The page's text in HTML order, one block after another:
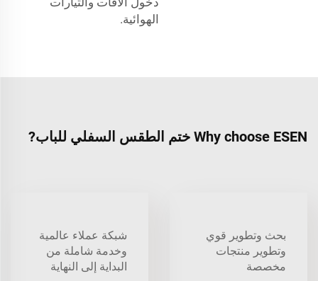
الهوائية.
Why choose ESEN ختم الطقس السفلي للباب?
بحث وتطوير قوي
وتطوير منتجات
مخصصة
شبكة عملاء عالمية
وخدمة شاملة من
البداية إلى النهاية